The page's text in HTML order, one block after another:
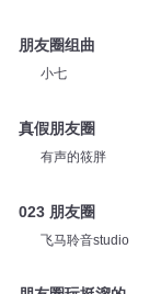
朋友圈组曲
小七
真假朋友圈
有声的筱胖
023 朋友圈
飞马聆音studio